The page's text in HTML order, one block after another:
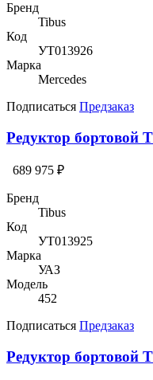
Бренд
Tibus
Код
УТ013926
Марка
Mercedes
Подписаться Предзаказ
Редуктор бортовой
689 975 ₽
Бренд
Tibus
Код
УТ013925
Марка
УАЗ
Модель
452
Подписаться Предзаказ
Редуктор бортовой